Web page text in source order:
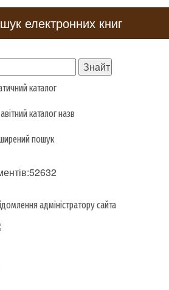
електронних книг
каталог
каталог назв
пошук
адміністратору сайта